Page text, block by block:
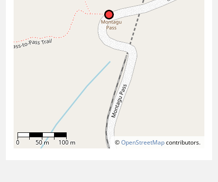
©OpenStreetMapcontributors.
0 50 m 100 m